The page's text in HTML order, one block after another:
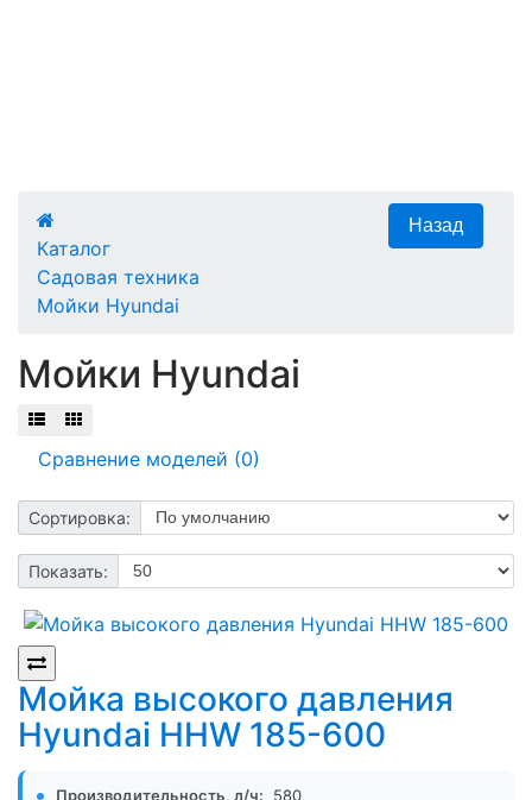
Каталог
Садовая техника
Мойки Hyundai
Мойки Hyundai
Сравнение моделей (0)
Сортировка:
Показать:
Мойка высокого давления
Hyundai HHW 185-600
Производительность, л/ч:
580